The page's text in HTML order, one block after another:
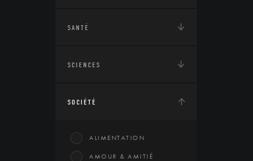
SANTÉ
SCIENCES
SOCIÉTÉ
ALIMENTATION
AMOUR & AMITIÉ